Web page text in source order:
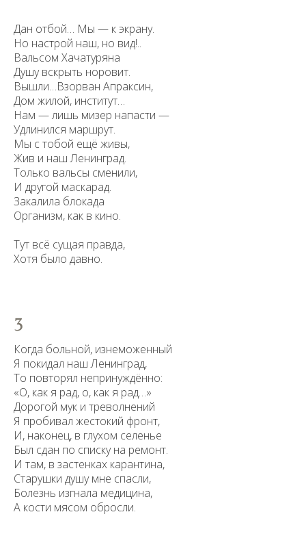
Дан отбой… Мы — к экрану.
Но настрой наш, но вид!..
Вальсом Хачатуряна
Душу вскрыть норовит.
Вышли…Взорван Апраксин,
Дом жилой, институт…
Нам — лишь мизер напасти —
Удлинился маршрут.
Мы с тобой ещё живы,
Жив и наш Ленинград.
Только вальсы сменили,
И другой маскарад.
Закалила блокада
Организм, как в кино.
Тут всё сущая правда,
Хотя было давно.
3
Когда больной, изнеможенный
Я покидал наш Ленинград,
То повторял непринуждённо:
«О, как я рад, о, как я рад…»
Дорогой мук и треволнений
Я пробивал жестокий фронт,
И, наконец, в глухом селенье
Был сдан по списку на ремонт.
И там, в застенках карантина,
Старушки душу мне спасли,
Болезнь изгнала медицина,
А кости мясом обросли.
опубликованы архивные материалы с упоминанием
физических и юридических лиц, включенных
Министерством юстиции Российской Федерации в реестр
иностранных агентов, а также организаций, признанных
Политика СПбГУ в отношении обработки
персональных данных
Saint Petersburg State University
Уважаемые универсанты и гости! Если
вы заметили неточность в опубликованных
сведениях, пожалуйста, сообщите об этом
на электронный адрес
Санкт-Петербургский государственный университет
2026